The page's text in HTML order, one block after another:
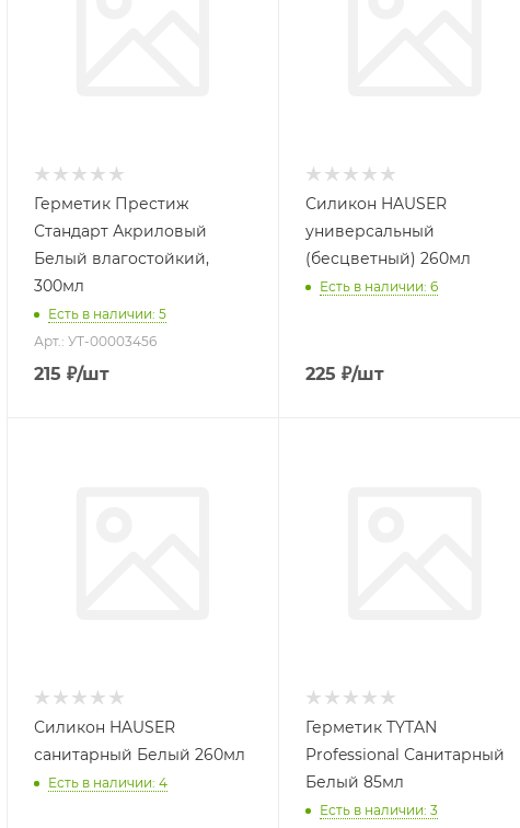
Герметик Престиж
Стандарт Акриловый
Белый влагостойкий,
300мл
Есть в наличии: 5
Арт.: УТ-00003456
215 ₽/шт
Силикон HAUSER
универсальный
(бесцветный) 260мл
Есть в наличии: 6
225 ₽/шт
Силикон HAUSER
санитарный Белый 260мл
Есть в наличии: 4
Герметик TYTAN
Professional Санитарный
Белый 85мл
Есть в наличии: 3